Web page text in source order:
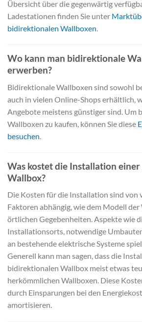
Übersicht über die gegenwärtig
Ladestationen finden Sie unter
bidirektionalen Wallboxen.
Wo kann man bidirektionale
erwerben?
Bidirektionale Wallboxen sind sowohl
auch in vielen Online-Shops erhältlich,
Angebote meistens günstiger sind. Um
Wallboxen zu kaufen, können Sie diese
besuchen
Was kostet die Installation
Wallbox?
Die Kosten für die Installation sind von
Faktoren abhängig, wie dem Modell
örtlichen Gegebenheiten. Aspekte wie
Installationsorts, notwendige
an bestehende elektrische Systeme
Generell kann man sagen, dass die
bidirektionalen Wallbox meist etwas
herkömmlichen Wallboxen. Diese
durch Einsparungen bei den
amortisieren.